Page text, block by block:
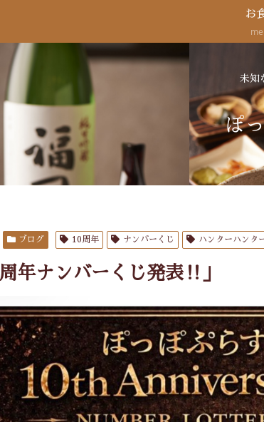
未知
ぽ
お
ブログ 10周年 ナンバーくじ ハンターハンタ
年ナンバーくじ発表‼」